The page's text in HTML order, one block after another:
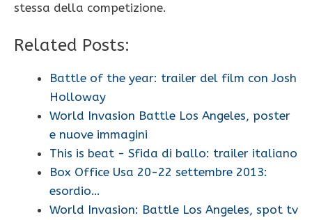
stessa della competizione.
Related Posts:
Battle of the year: trailer del film con Josh
Holloway
World Invasion Battle Los Angeles, poster
e nuove immagini
This is beat - Sfida di ballo: trailer italiano
Box Office Usa 20-22 settembre 2013:
esordio…
World Invasion: Battle Los Angeles, spot tv